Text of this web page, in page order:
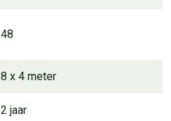
48
8 x 4 meter
2 jaar